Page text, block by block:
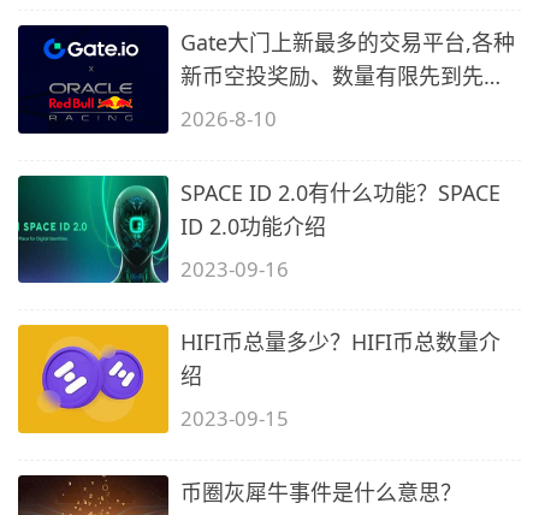
Gate大门上新最多的交易平台,各种
新币空投奖励、数量有限先到先
得…
2026-8-10
SPACE ID 2.0有什么功能？SPACE
ID 2.0功能介绍
2023-09-16
HIFI币总量多少？HIFI币总数量介
绍
2023-09-15
币圈灰犀牛事件是什么意思？